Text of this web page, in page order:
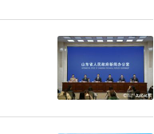
仰与热爱同
不仅是一
。